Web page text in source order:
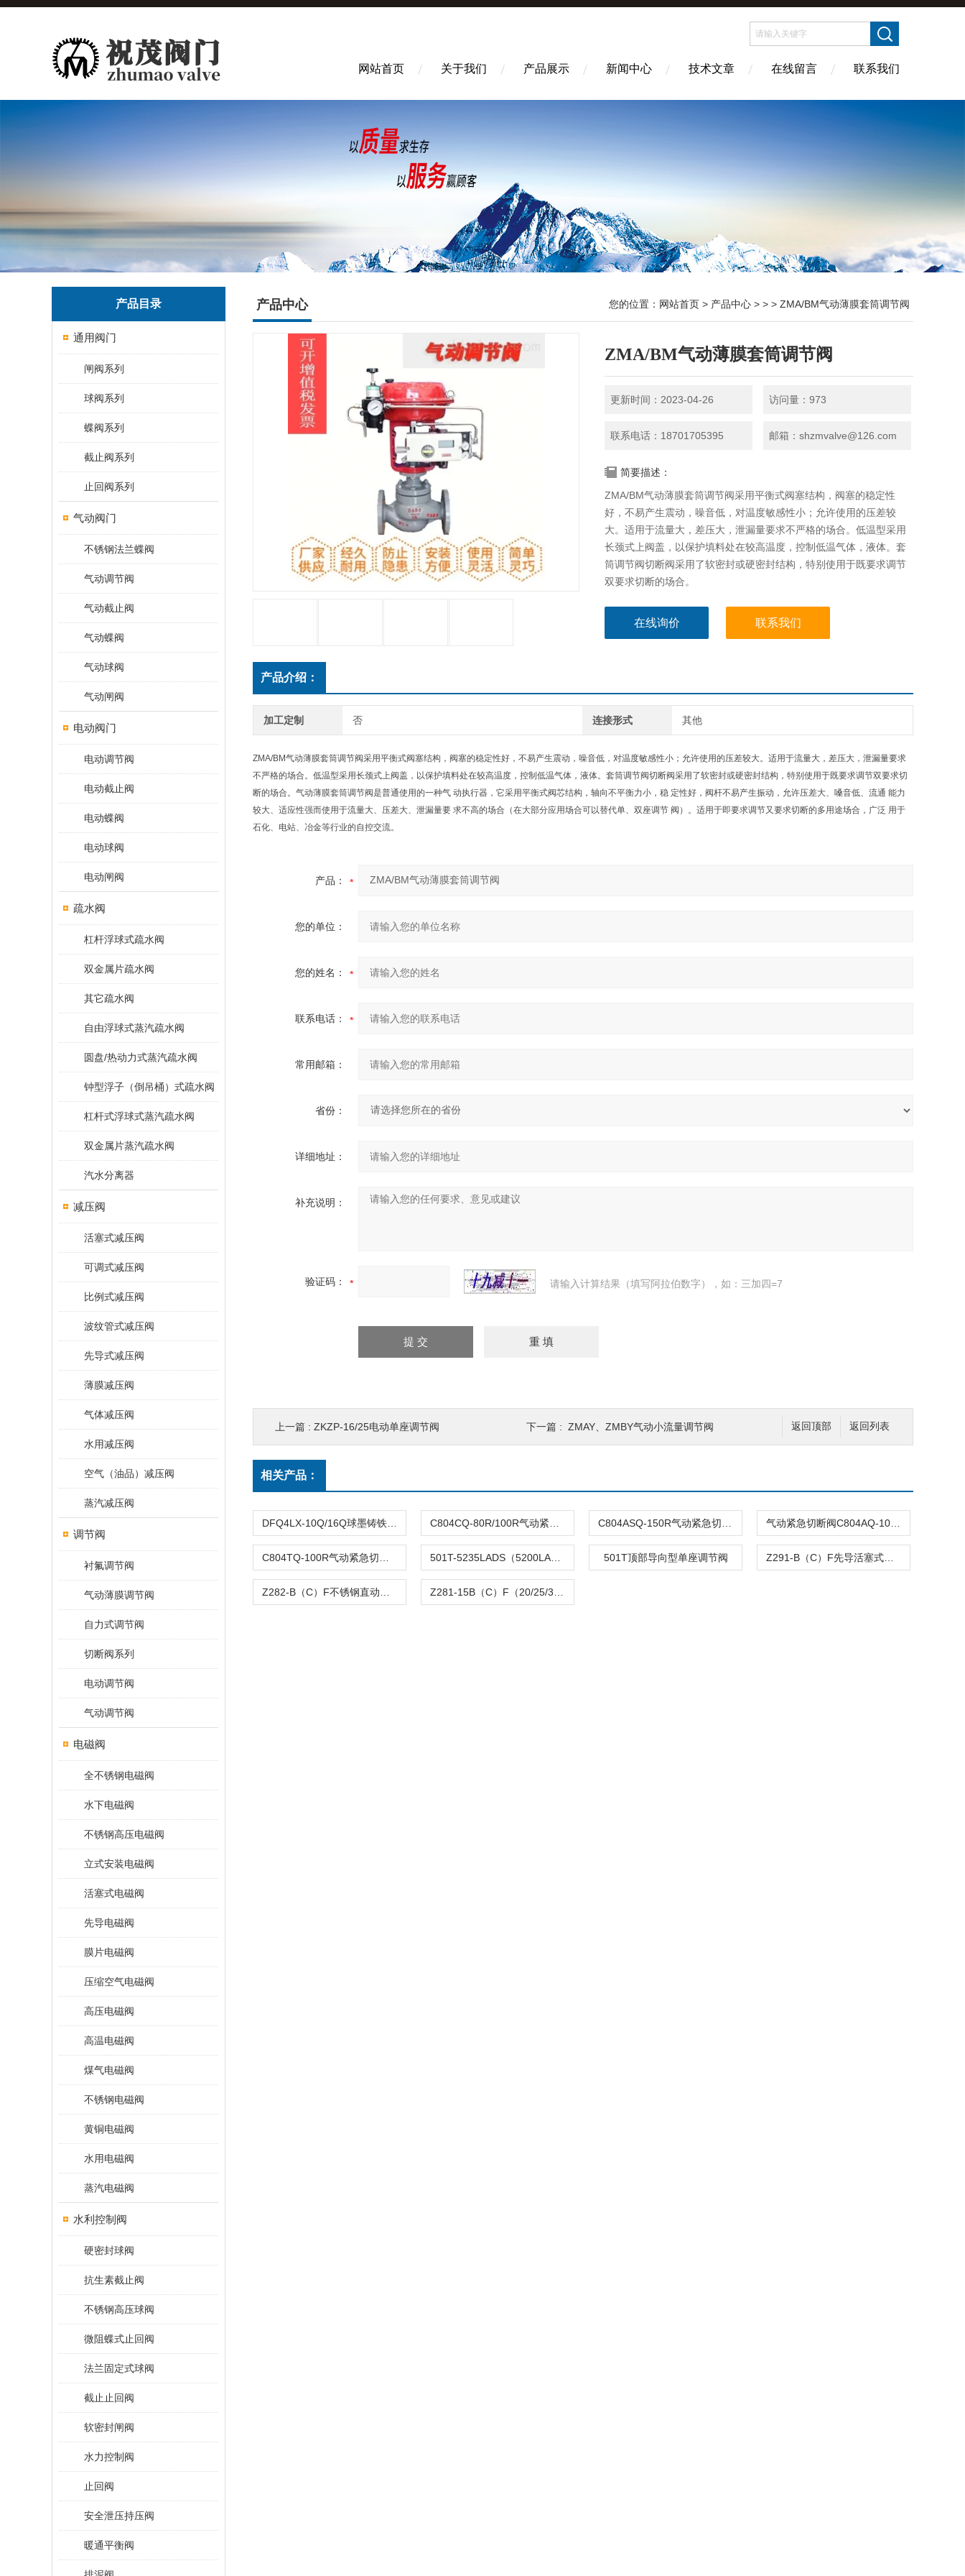
网站首页 关于我们 产品展示 新闻中心 技术文章 在线留言 联系我们
产品目录
通用阀门
闸阀系列
球阀系列
蝶阀系列
截止阀系列
止回阀系列
气动阀门
不锈钢法兰蝶阀
气动调节阀
气动截止阀
气动蝶阀
气动球阀
气动闸阀
电动阀门
电动调节阀
电动截止阀
电动蝶阀
电动球阀
电动闸阀
疏水阀
杠杆浮球式疏水阀
双金属片疏水阀
其它疏水阀
自由浮球式蒸汽疏水阀
圆盘/热动力式蒸汽疏水阀
钟型浮子（倒吊桶）式疏水阀
杠杆式浮球式蒸汽疏水阀
双金属片蒸汽疏水阀
汽水分离器
减压阀
活塞式减压阀
可调式减压阀
比例式减压阀
波纹管式减压阀
先导式减压阀
薄膜减压阀
气体减压阀
水用减压阀
空气（油品）减压阀
蒸汽减压阀
调节阀
衬氟调节阀
气动薄膜调节阀
自力式调节阀
切断阀系列
电动调节阀
气动调节阀
电磁阀
全不锈钢电磁阀
水下电磁阀
不锈钢高压电磁阀
立式安装电磁阀
活塞式电磁阀
先导电磁阀
膜片电磁阀
压缩空气电磁阀
高压电磁阀
高温电磁阀
煤气电磁阀
不锈钢电磁阀
黄铜电磁阀
水用电磁阀
蒸汽电磁阀
水利控制阀
硬密封球阀
抗生素截止阀
不锈钢高压球阀
微阻蝶式止回阀
法兰固定式球阀
截止止回阀
软密封闸阀
水力控制阀
止回阀
安全泄压持压阀
暖通平衡阀
产品中心 您的位置： 网站首页 > 产品中心 > > > ZMA/BM气动薄膜套筒调节阀
ZMA/BM气动薄膜套筒调节阀
更新时间：2023-04-26 访问量：973
联系电话：18701705395 邮箱：shzmvalve@126.com
简要描述：
ZMA/BM气动薄膜套筒调节阀采用平衡式阀塞结构，阀塞的稳定性
好，不易产生震动，噪音低，对温度敏感性小；允许使用的压差较
大。适用于流量大，差压大，泄漏量要求不严格的场合。低温型采用
长颈式上阀盖，以保护填料处在较高温度，控制低温气体，液体。套
筒调节阀切断阀采用了软密封或硬密封结构，特别使用于既要求调节
双要求切断的场合。
在线询价 联系我们
产品介绍：
加工定制 否 连接形式 其他
ZMA/BM气动薄膜套筒调节阀采用平衡式阀塞结构，阀塞的稳定性好，不易产生震动，噪音低，对温度敏感性小；允许使用的压差较大。适用于流量大，差压大，泄漏量要求
不严格的场合。低温型采用长颈式上阀盖，以保护填料处在较高温度，控制低温气体，液体。套筒调节阀切断阀采用了软密封或硬密封结构，特别使用于既要求调节双要求切
断的场合。气动薄膜套筒调节阀是普通使用的一种气 动执行器，它采用平衡式阀芯结构，轴向不平衡力小，稳 定性好，阀杆不易产生振动，允许压差大、嗓音低、流通 能力
较大、适应性强而使用于流量大、压差大、泄漏量要 求不高的场合（在大部分应用场合可以替代单、双座调节 阀）。适用于即要求调节又要求切断的多用途场合，广泛 用于
石化、电站、冶金等行业的自控交流。
产品：
您的单位：
您的姓名：
联系电话：
常用邮箱：
省份：
详细地址：
补充说明：
验证码： 请输入计算结果（填写阿拉伯数字），如：三加四=7
返回列表
返回顶部
上一篇 : ZKZP-16/25电动单座调节阀 下一篇 : ZMAY、ZMBY气动小流量调节阀
相关产品：
501T顶部导向型单座调节阀